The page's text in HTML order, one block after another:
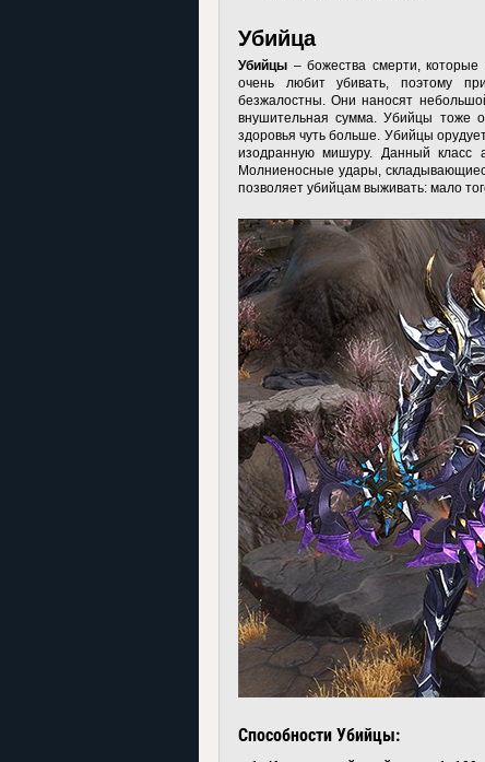
Убийца
Убийцы – божества смерти, которые
очень любит убивать, поэтому
безжалостны. Они наносят
внушительная сумма. Убийцы тоже
здоровья чуть больше. Убийцы
изодранную мишуру. Данный класс
Молниеносные удары,
позволяет убийцам выживать: мало
Способности Убийцы: